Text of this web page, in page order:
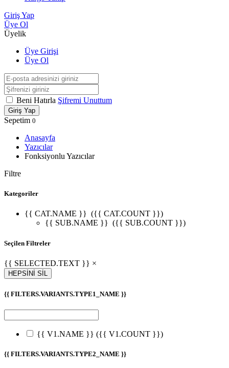
Giriş Yap
Üye Ol
Üyelik
Üye Girişi
Üye Ol
Beni Hatırla Şifremi Unuttum
Giriş Yap
Sepetim 0
Anasayfa
Yazıcılar
Fonksiyonlu Yazıcılar
Filtre
Kategoriler
{{ CAT.NAME }} ({{ CAT.COUNT }})
{{ SUB.NAME }} ({{ SUB.COUNT }})
Seçilen Filtreler
{{ SELECTED.TEXT }} ×
HEPSİNİ SİL
{{ FILTERS.VARIANTS.TYPE1_NAME }}
{{ V1.NAME }} ({{ V1.COUNT }})
{{ FILTERS.VARIANTS.TYPE2_NAME }}